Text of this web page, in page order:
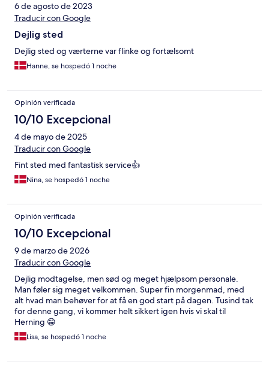
6 de agosto de 2023
Traducir con Google
Dejlig sted
Dejlig sted og værterne var flinke og fortælsomt
Hanne, se hospedó 1 noche
Opinión verificada
10/10 Excepcional
4 de mayo de 2025
Traducir con Google
Fint sted med fantastisk service👍
Nina, se hospedó 1 noche
Opinión verificada
10/10 Excepcional
9 de marzo de 2026
Traducir con Google
Dejlig modtagelse, men sød og meget hjælpsom personale.
Man føler sig meget velkommen. Super fin morgenmad, med
alt hvad man behøver for at få en god start på dagen. Tusind tak
for denne gang, vi kommer helt sikkert igen hvis vi skal til
Herning 😁
Lisa, se hospedó 1 noche